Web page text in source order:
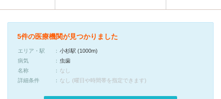
5件の医療機関が見つかりました
エリア・駅
小杉駅 (1000m)
病気
虫歯
名称
なし
詳細条件
なし (曜日や時間帯を指定できます)